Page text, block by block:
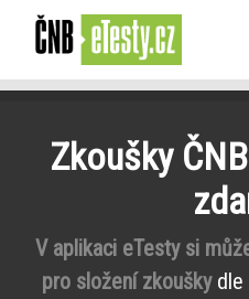
Zkoušky
V aplikaci eTesty si
pro složení zkoušky dle